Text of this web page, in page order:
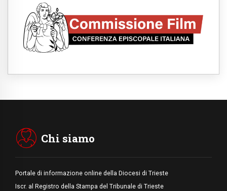
Honduras, gli sfollati invisibili di una crisi
dimenticata
07.08.2026
Italia, Antigone: carceri al limite della
Parolin conclude il viaggio in Messico: "La
Chi siamo
Portale di informazione online della Diocesi di Trieste
Iscr. al Registro della Stampa del Tribunale di Trieste